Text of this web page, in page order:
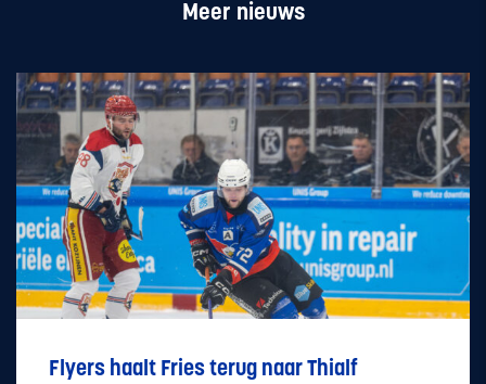
Meer nieuws
Flyers haalt Fries terug naar Thialf